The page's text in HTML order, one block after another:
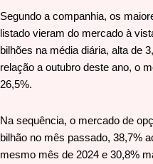
Segundo a companhia, os
listado vieram do mercado à
bilhões na média diária, alta de
relação a outubro deste ano, o
26,5%.
Na sequência, o mercado de
bilhão no mês passado, 38,7%
mesmo mês de 2024 e 30,8%